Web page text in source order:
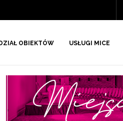
OBIEKTÓW USŁUGI MICE